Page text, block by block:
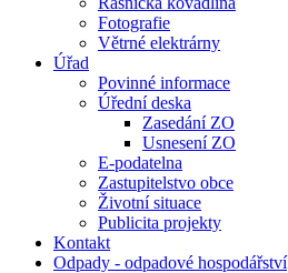
Fotografie
Větrné elektrárny
Úřad
Povinné informace
Úřední deska
Zasedání ZO
Usnesení ZO
E-podatelna
Zastupitelstvo obce
Životní situace
Publicita projekty
Kontakt
Odpady - odpadové hospodářství